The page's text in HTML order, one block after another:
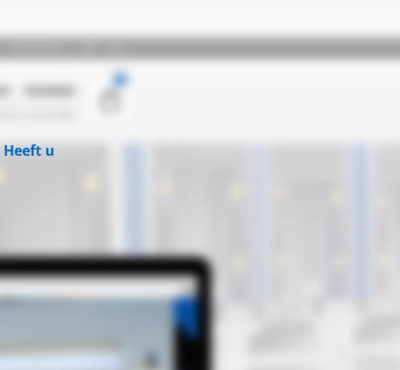
Heeft u